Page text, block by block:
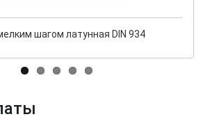
шагом латунная DIN 934